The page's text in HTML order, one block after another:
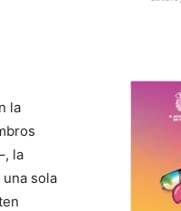
la
la
sola